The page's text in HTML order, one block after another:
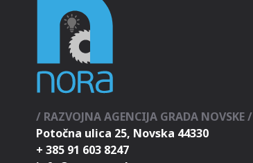
/ RAZVOJNA AGENCIJA GRADA NOVSKE /
Potočna ulica 25, Novska 44330
+ 385 91 603 8247